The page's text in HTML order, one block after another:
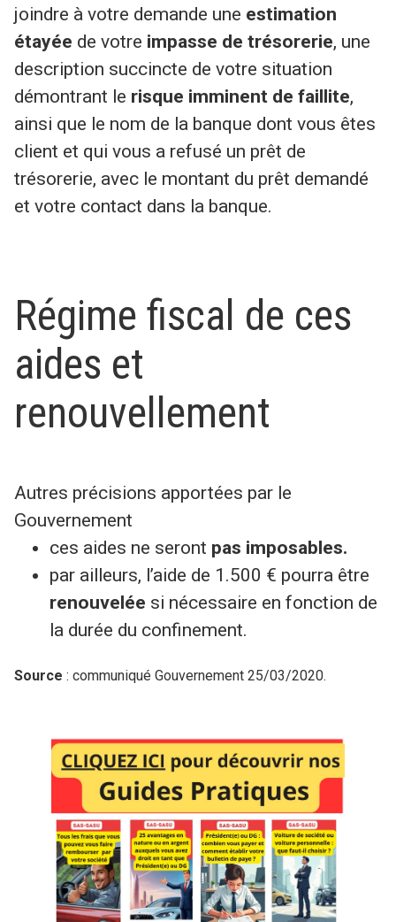
joindre à votre demande une estimation
étayée de votre impasse de trésorerie, une
description succincte de votre situation
démontrant le risque imminent de faillite,
ainsi que le nom de la banque dont vous êtes
client et qui vous a refusé un prêt de
trésorerie, avec le montant du prêt demandé
et votre contact dans la banque.
Régime fiscal de ces
aides et
renouvellement
Autres précisions apportées par le
Gouvernement
ces aides ne seront pas imposables.
par ailleurs, l’aide de 1.500 € pourra être
renouvelée si nécessaire en fonction de
la durée du confinement.
Source : communiqué Gouvernement 25/03/2020.